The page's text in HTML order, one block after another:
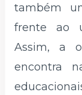
também
frente ao
Assim, a
encontra